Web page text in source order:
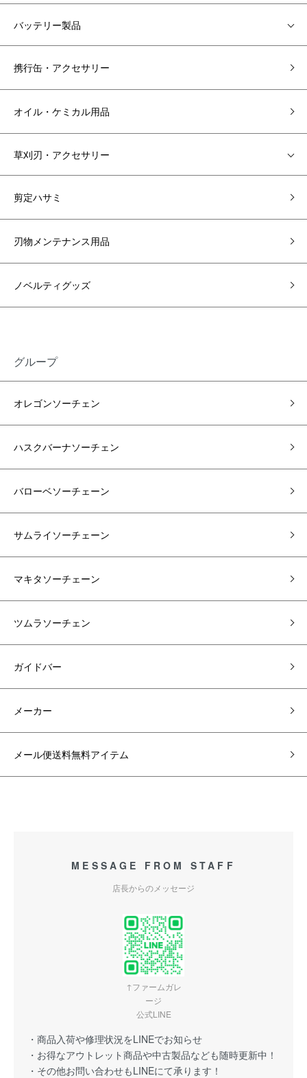
バッテリー製品
携行缶・アクセサリー
オイル・ケミカル用品
草刈刃・アクセサリー
剪定ハサミ
刃物メンテナンス用品
ノベルティグッズ
グループ
オレゴンソーチェン
ハスクバーナソーチェン
バローベソーチェーン
サムライソーチェーン
マキタソーチェーン
ツムラソーチェン
ガイドバー
メーカー
メール便送料無料アイテム
MESSAGE FROM STAFF
店長からのメッセージ
↑ファームガレ
ージ
公式LINE
・商品入荷や修理状況をLINEでお知らせ
・お得なアウトレット商品や中古製品なども随時更新中！
・その他お問い合わせもLINEにて承ります！